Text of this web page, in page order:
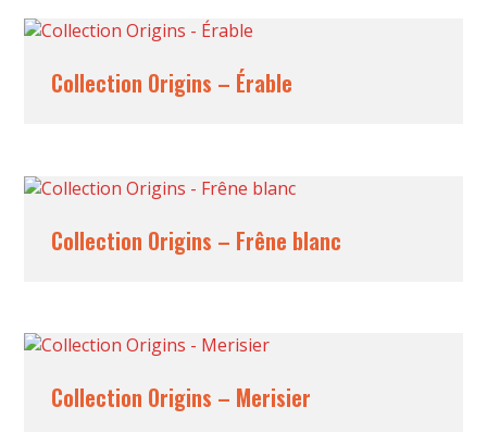
Collection Origins – Érable
Collection Origins – Frêne blanc
Collection Origins – Merisier